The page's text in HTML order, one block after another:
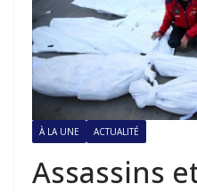
À LA UNE ACTUALITÉ
Assassins